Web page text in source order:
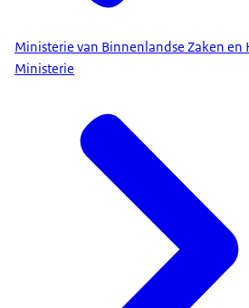
Ministerie van Binnenlandse Zaken
Ministerie